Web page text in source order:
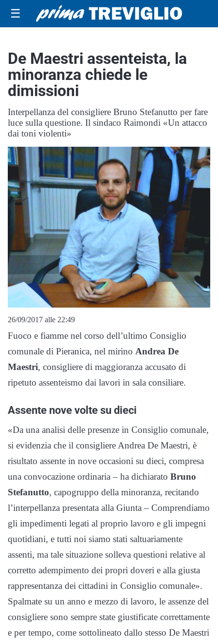
☰
De Maestri assenteista, la
minoranza chiede le
dimissioni
Interpellanza del consigliere Bruno Stefanutto per fare
luce sulla questione. Il sindaco Raimondi «Un attacco
dai toni violenti»
26/09/2017 alle 22:49
Fuoco e fiamme nel corso dell’ultimo Consiglio
comunale di Pieranica, nel mirino Andrea De
Maestri, consigliere di maggioranza accusato di
ripetuto assenteismo dai lavori in sala consiliare.
Assente nove volte su dieci
«Da una analisi delle presenze in Consiglio comunale,
si evidenzia che il consigliere Andrea De Maestri, è
risultato assente in nove occasioni su dieci, compresa
una convocazione ordinaria – ha dichiarato Bruno
Stefanutto, capogruppo della minoranza, recitando
l’interpellanza presentata alla Giunta – Comprendiamo
gli impedimenti legati al proprio lavoro e gli impegni
quotidiani, e tutti noi siamo stati saltuariamente
assenti, ma tale situazione solleva questioni relative al
corretto adempimento dei propri doveri e alla giusta
rappresentanza dei cittadini in Consiglio comunale».
Spalmate su un anno e mezzo di lavoro, le assenze del
consigliere sono sempre state giustificate correttamente
e per tempo, come sottolineato dallo stesso De Maestri